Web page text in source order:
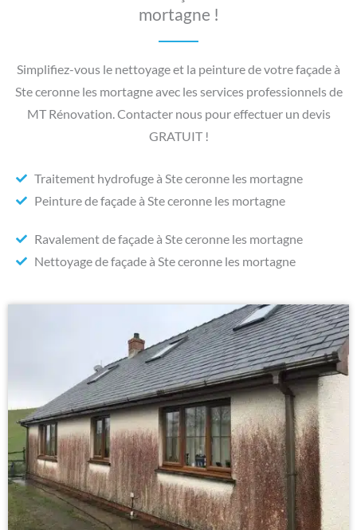
mortagne !
Simplifiez-vous le nettoyage et la peinture de votre façade à
Ste ceronne les mortagne avec les services professionnels de
MT Rénovation. Contacter nous pour effectuer un devis
GRATUIT !
Traitement hydrofuge à Ste ceronne les mortagne
Peinture de façade à Ste ceronne les mortagne
Ravalement de façade à Ste ceronne les mortagne
Nettoyage de façade à Ste ceronne les mortagne